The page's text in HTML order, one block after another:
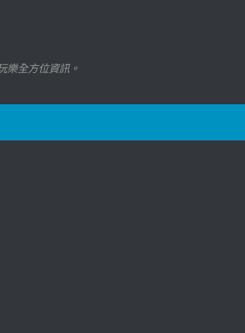
全方位資訊。